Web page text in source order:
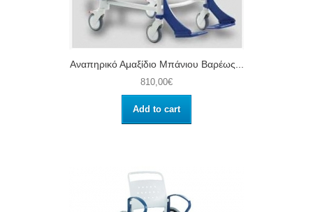
Αναπηρικό Αμαξίδιο Μπάνιου Βαρέως...
810,00€
Add to cart